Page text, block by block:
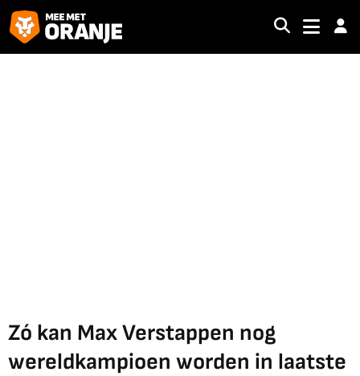
Zó kan Max Verstappen nog
wereldkampioen worden in laatste